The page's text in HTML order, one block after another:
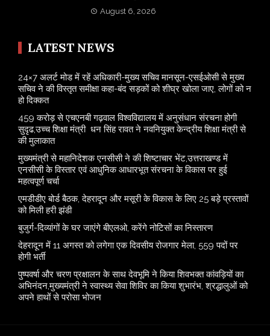
August 6, 2026
LATEST NEWS
24×7 अलर्ट मोड में रहें अधिकारी-मुख्य सचिव मानसून-एसईओसी से मुख्य
सचिव ने की विस्तृत समीक्षा कहा-बंद सड़कों को शीघ्र खोला जाए, लोगों को न
हो दिक्कत
459 करोड़ से एचएनबी गढ़वाल विश्वविद्यालय में अनुसंधान संरचना होगी
सुदृढ,उच्च शिक्षा मंत्री धन सिंह रावत ने नवनियुक्त केन्द्रीय शिक्षा मंत्री से
की मुलाकात
मुख्यमंत्री से महानिदेशक एनसीसी ने की शिष्टाचार भेंट,उत्तराखण्ड में
एनसीसी के विस्तार एवं आधुनिक आधारभूत संरचना के विकास पर हुई
महत्वपूर्ण चर्चा
एमडीडीए बोर्ड बैठक, देहरादून और मसूरी के विकास के लिए 25 बड़े प्रस्तावों
को मिली हरी झंडी
बुजुर्ग-दिव्यांगों के घर जाएंगे बीएलओ, करेंगे नोटिसों का निस्तारण
​देहरादून में 11 अगस्त को लगेगा एक दिवसीय रोजगार मेला, 559 पदों पर
होगी भर्ती
पुष्पवर्षा और चरण प्रक्षालन के साथ देवभूमि ने किया शिवभक्त कांवड़ियों का
अभिनंदन,मुख्यमंत्री ने स्वास्थ्य सेवा शिविर का किया शुभारंभ, श्रद्धालुओं को
अपने हाथों से परोसा भोजन